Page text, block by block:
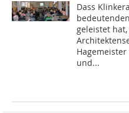
Dass
geleistet
und...